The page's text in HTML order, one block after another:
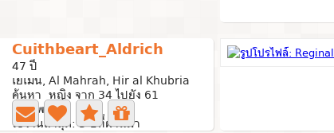
Cuithbeart_Aldrich
47 ปี
เยเมน, Al Mahrah, Hir al Khubria
ค้นหา หญิง จาก 34 ไปยัง 61
0 ภาพถ่าย
ใช้งานล่าสุด: 3 ปีที่ผ่านมา